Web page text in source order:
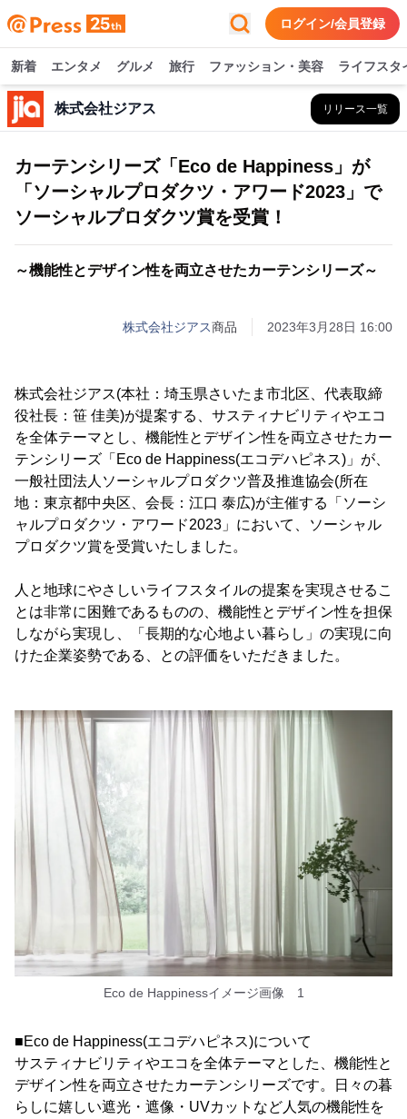
ログイン/会員登録
新着 エンタメ グルメ 旅行 ファッション・美容 ライフスタ
株式会社ジアス リリース一覧
カーテンシリーズ「Eco de Happiness」が
「ソーシャルプロダクツ・アワード2023」で
ソーシャルプロダクツ賞を受賞！
～機能性とデザイン性を両立させたカーテンシリーズ～
株式会社ジアス商品 2023年3月28日 16:00
株式会社ジアス(本社：埼玉県さいたま市北区、代表取締
役社長：笹 佳美)が提案する、サスティナビリティやエコ
を全体テーマとし、機能性とデザイン性を両立させたカー
テンシリーズ「Eco de Happiness(エコデハピネス)」が、
一般社団法人ソーシャルプロダクツ普及推進協会(所在
地：東京都中央区、会長：江口 泰広)が主催する「ソーシ
ャルプロダクツ・アワード2023」において、ソーシャル
プロダクツ賞を受賞いたしました。
人と地球にやさしいライフスタイルの提案を実現させるこ
とは非常に困難であるものの、機能性とデザイン性を担保
しながら実現し、「長期的な心地よい暮らし」の実現に向
けた企業姿勢である、との評価をいただきました。
Eco de Happinessイメージ画像 1
■Eco de Happiness(エコデハピネス)について
サスティナビリティやエコを全体テーマとした、機能性と
デザイン性を両立させたカーテンシリーズです。日々の暮
らしに嬉しい遮光・遮像・UVカットなど人気の機能性を